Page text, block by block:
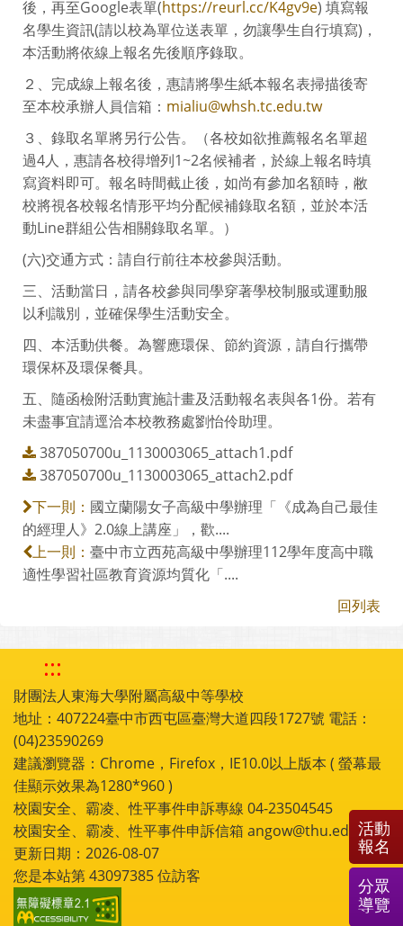
後，再至Google表單(https://reurl.cc/K4gv9e) 填寫報
名學生資訊(請以校為單位送表單，勿讓學生自行填寫)，
本活動將依線上報名先後順序錄取。
２、完成線上報名後，惠請將學生紙本報名表掃描後寄
至本校承辦人員信箱： mialiu@whsh.tc.edu.tw
３、錄取名單將另行公告。（各校如欲推薦報名名單超
過4人，惠請各校得增列1~2名候補者，於線上報名時填
寫資料即可。報名時間截止後，如尚有參加名額時，敝
校將視各校報名情形平均分配候補錄取名額，並於本活
動Line群組公告相關錄取名單。）
(六)交通方式：請自行前往本校參與活動。
三、活動當日，請各校參與同學穿著學校制服或運動服
以利識別，並確保學生活動安全。
四、本活動供餐。為響應環保、節約資源，請自行攜帶
環保杯及環保餐具。
五、隨函檢附活動實施計畫及活動報名表與各1份。若有
未盡事宜請逕洽本校教務處劉怡伶助理。
387050700u_1130003065_attach1.pdf
387050700u_1130003065_attach2.pdf
下一則： 國立蘭陽女子高級中學辦理「《成為自己最佳
的經理人》2.0線上講座」，歡....
上一則： 臺中市立西苑高級中學辦理112學年度高中職
適性學習社區教育資源均質化「....
回列表
:::
財團法人東海大學附屬高級中等學校
地址：407224臺中市西屯區臺灣大道四段1727號 電話：
(04)23590269
建議瀏覽器：Chrome，Firefox，IE10.0以上版本 ( 螢幕最
佳顯示效果為1280*960 )
校園安全、霸凌、性平事件申訴專線 04-23504545
校園安全、霸凌、性平事件申訴信箱 angow@thu.edu.tw
更新日期：2026-08-07
您是本站第43097385位訪客
活動
報名
分眾
導覽